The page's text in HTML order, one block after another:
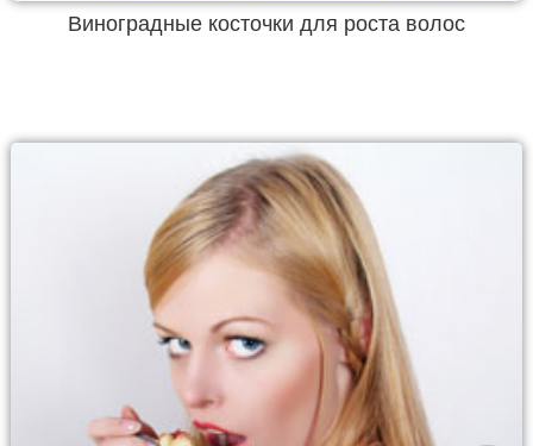
Виноградные косточки для роста волос